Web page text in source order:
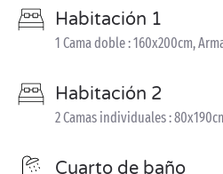
Habitación 1
1 Cama doble : 160x200cm,
Habitación 2
2 Camas individuales :
Cuarto de baño